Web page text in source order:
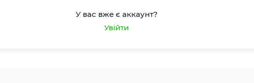
У вас вже є аккаунт?
Увійти